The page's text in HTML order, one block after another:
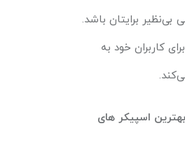
بی‌نظیر برایتان باشد.
کاربران خود به
بهترین اسپیکر های